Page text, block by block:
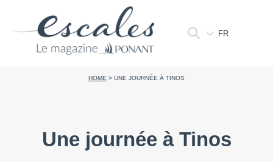
FR
HOME > UNE JOURNÉE À TINOS
Une journée à Tinos